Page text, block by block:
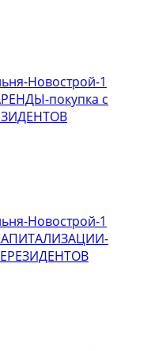
Новострой-1
покупка с
Новострой-1